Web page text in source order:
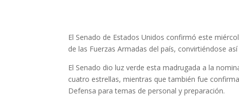
El Senado de Estados Unidos confirmó este
de las Fuerzas Armadas del país, convirtiéndose
El Senado dio luz verde esta madrugada a la
cuatro estrellas, mientras que también fue
Defensa para temas de personal y preparación.